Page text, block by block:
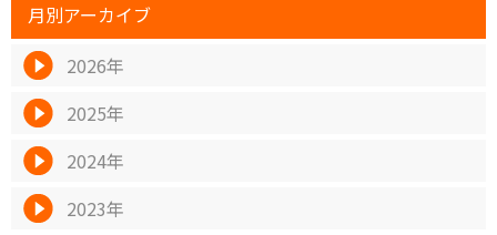
月別アーカイブ
2026年
2025年
2024年
2023年